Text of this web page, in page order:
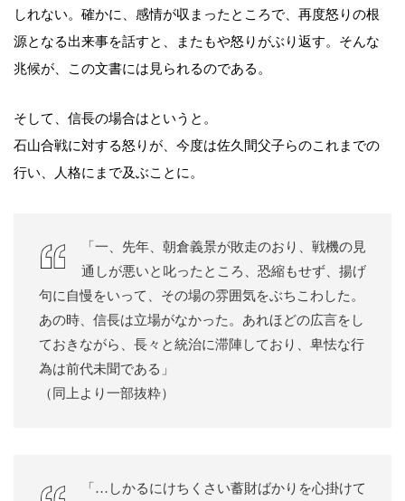
しれない。確かに、感情が収まったところで、再度怒りの根
源となる出来事を話すと、またもや怒りがぶり返す。そんな
兆候が、この文書には見られるのである。
そして、信長の場合はというと。
石山合戦に対する怒りが、今度は佐久間父子らのこれまでの
行い、人格にまで及ぶことに。
「一、先年、朝倉義景が敗走のおり、戦機の見
通しが悪いと叱ったところ、恐縮もせず、揚げ
句に自慢をいって、その場の雰囲気をぶちこわした。
あの時、信長は立場がなかった。あれほどの広言をし
ておきながら、長々と統治に滞陣しており、卑怯な行
為は前代未聞である」
（同上より一部抜粋）
「…しかるにけちくさい蓄財ばかりを心掛けて